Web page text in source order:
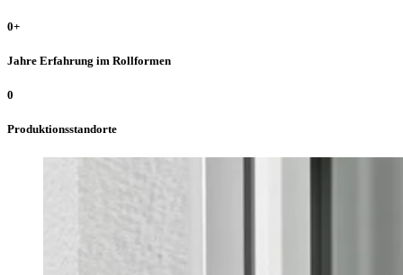
0+
Jahre Erfahrung im Rollformen
0
Produktionsstandorte